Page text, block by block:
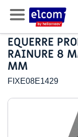
EQUERRE
RAINURE 8
MM
FIXE08E1429